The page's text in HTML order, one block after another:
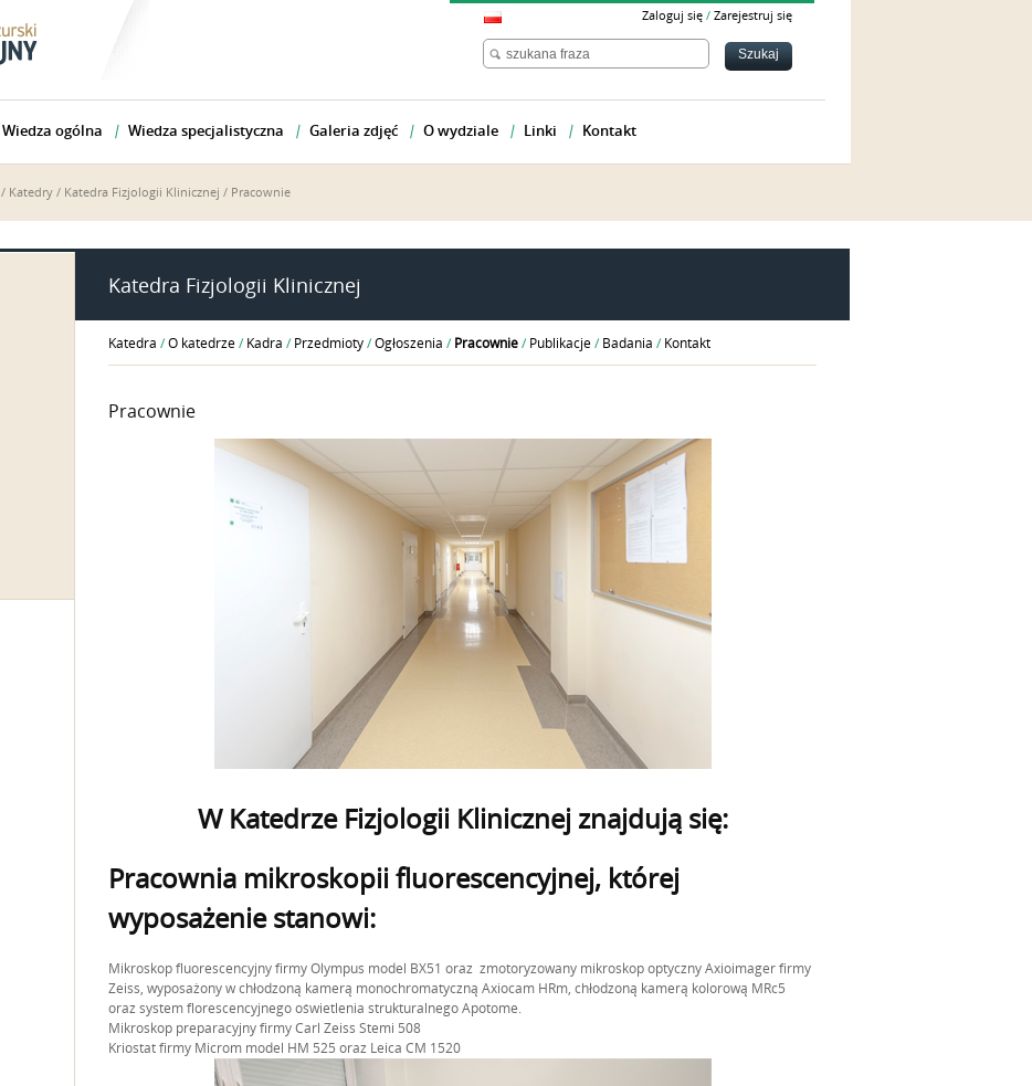
Zaloguj się / Zarejestruj się
Wiedza ogólna Wiedza specjalistyczna Galeria zdjęć O wydziale Linki Kontakt
/ Katedry / Katedra Fizjologii Klinicznej / Pracownie
Katedra Fizjologii Klinicznej
Katedra / O katedrze / Kadra / Przedmioty / Ogłoszenia / Pracownie / Publikacje / Badania / Kontakt
Pracownie
W Katedrze Fizjologii Klinicznej znajdują się:
Pracownia mikroskopii fluorescencyjnej, której
wyposażenie stanowi:
Mikroskop fluorescencyjny firmy Olympus model BX51 oraz zmotoryzowany mikroskop optyczny Axioimager firmy
Zeiss, wyposażony w chłodzoną kamerą monochromatyczną Axiocam HRm, chłodzoną kamerą kolorową MRc5
oraz system florescencyjnego oświetlenia strukturalnego Apotome.
Mikroskop preparacyjny firmy Carl Zeiss Stemi 508
Kriostat firmy Microm model HM 525 oraz Leica CM 1520